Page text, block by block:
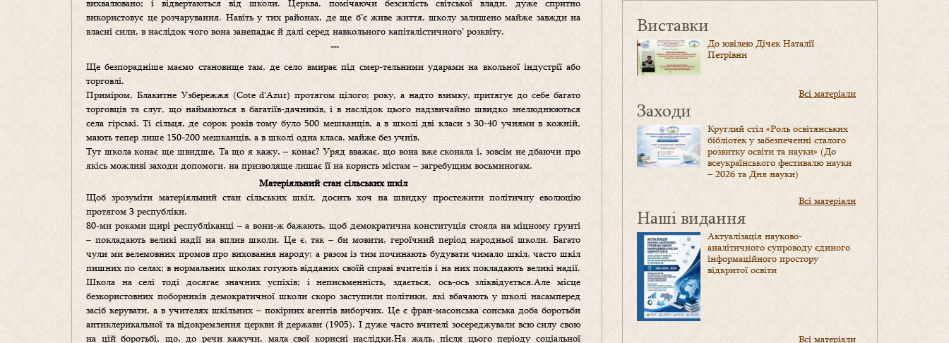
вихвалювано; і відвертаються від школи. Церква, помічаючи безсилість світської влади, дуже спритно
використовує це розчарування. Навіть у тих районах, де ще б’є живе життя, школу залишено майже завжди на
власні сили, в наслідок чого вона занепадає й далі серед навкольного капіталістичного’ розквіту.
***
Ще безпорадніше маємо становище там, де село вмирає під смер-тельними ударами на вкольної індустрії або
торговлі.
Приміром, Блакитне Узбережжя (Cote d’Azur) протягом цілого; року, а надто взимку, притягує до себе багато
торговців та слуг, що наймаються в багатіїв-дачників, і в наслідок цього надзвичайно швидко знелюднюються
села гірські. Ті сільця, де сорок років тому було 500 мешканців, а в школі дві класи з 30-40 учнями в кожній,
мають тепер лише 150-200 мешканців, а в школі одна класа, майже без учнів.
Тут школа конає ще швидше. Та що я кажу, – конає? Уряд вважає, що вона вже сконала і, зовсім не дбаючи про
якісь можливі заходи допомоги, на призволяще лишає її на користь містам – загребущим восьминогам.
Матеріяльний стан сільських шкіл
Щоб зрозуміти матеріяльний стан сільських шкіл, досить хоч на швидку простежити політичну еволюцію
протягом 3 республіки.
80-ми роками щирі республіканці – а вони-ж бажають, щоб демократична конституція стояла на міцному ґрунті
– покладають великі надії на вплив школи. Це є, так – би мовити, героїчний період народньої школи. Багато
чули ми велемовних промов про виховання народу; а разом із тим починають будувати чимало шкіл, часто шкіл
пишних по селах; в нормальних школах готують відданих своїй справі вчителів і на них покладають великі надії.
Школа на селі тоді досягає значних успіхів; і неписьменність, здається, ось-ось зліквідується.Але місце
безкористовних поборників демократичної школи скоро заступили політики, які вбачають у школі насамперед
засіб керувати, а в учителях шкільних – покірних агентів виборчих. Це є фран-масонська сонська доба боротьби
антиклерикальної та відокремлення церкви й держави (1905). І дуже часто вчителі зосереджували всю силу свою
на цій боротьбі, що, до речи кажучи, мала свої корисні наслідки.На жаль, після цього періоду соціальної
Виставки
До ювілею Дічек Наталії
Петрівни
Всі матеріали
Заходи
Круглий стіл «Роль освітянських
бібліотек у забезпеченні сталого
розвитку освіти та науки» (До
всеукраїнського фестивалю науки
– 2026 та Дня науки)
Всі матеріали
Наші видання
Актуалізація науково-
аналітичного супроводу єдиного
інформаційного простору
відкритої освіти
Всі матеріали